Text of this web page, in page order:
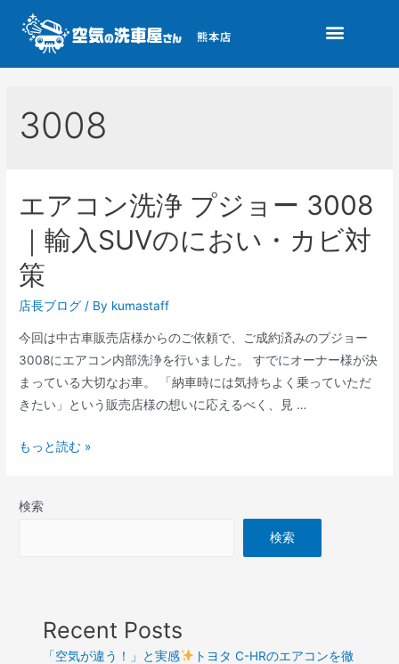
熊本店
3008
エアコン洗浄 プジョー 3008
｜輸入SUVのにおい・カビ対
策
店長ブログ / By kumastaff
今回は中古車販売店様からのご依頼で、ご成約済みのプジョー
3008にエアコン内部洗浄を行いました。 すでにオーナー様が決
まっている大切なお車。 「納車時には気持ちよく乗っていただ
きたい」という販売店様の想いに応えるべく、見 …
もっと読む »
検索
検索
Recent Posts
「空気が違う！」と実感
トヨタ C-HRのエアコンを徹